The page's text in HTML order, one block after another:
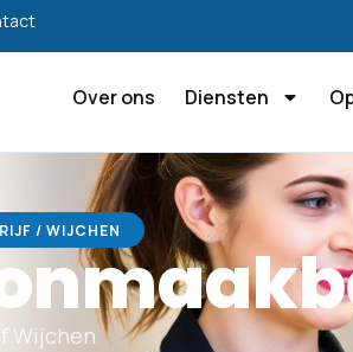
Over ons Diensten
/ WIJCHEN
Wijchen